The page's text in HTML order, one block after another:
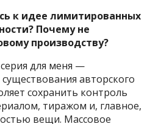
к идее лимитированных
Почему не
производству?
для меня —
авторского
сохранить контроль
тиражом и, главное,
вещи. Массовое